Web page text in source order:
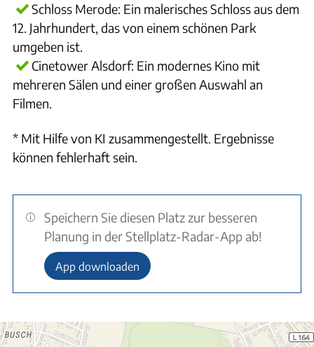
Schloss Merode: Ein malerisches Schloss aus dem
12. Jahrhundert, das von einem schönen Park
umgeben ist.
Cinetower Alsdorf: Ein modernes Kino mit
mehreren Sälen und einer großen Auswahl an
Filmen.
* Mit Hilfe von KI zusammengestellt. Ergebnisse
können fehlerhaft sein.
Speichern Sie diesen Platz zur besseren
Planung in der Stellplatz-Radar-App ab!
App downloaden